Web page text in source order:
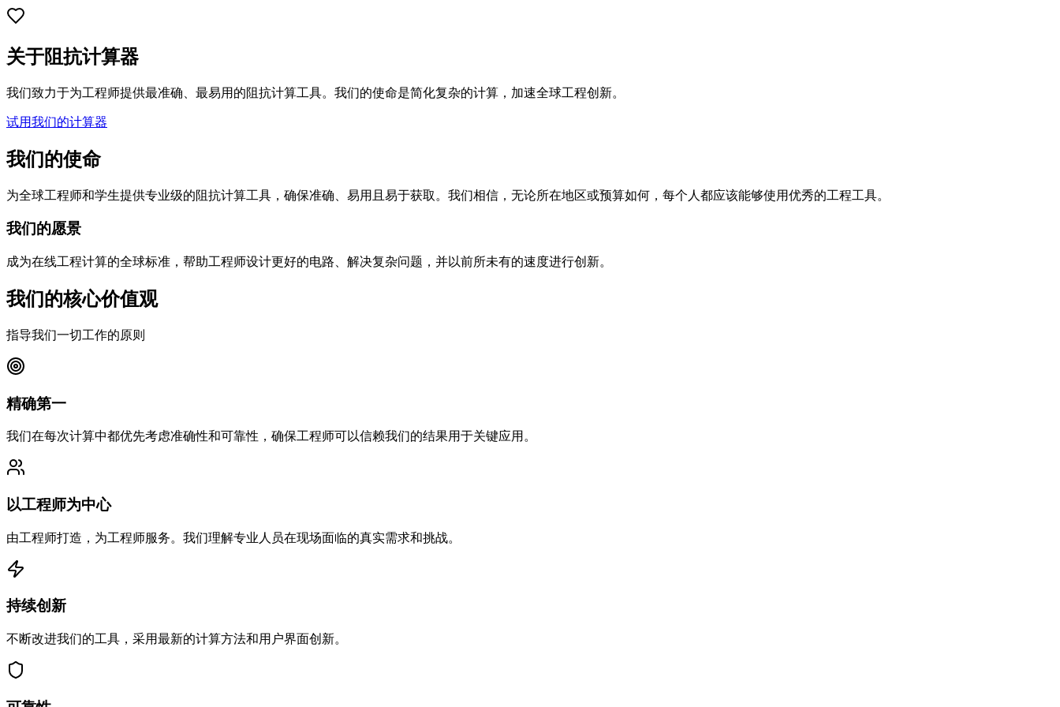
关于阻抗计算器
我们致力于为工程师提供最准确、最易用的阻抗计算工具。我们的使命是简化复杂的计算，加速全球工程创新。
试用我们的计算器
我们的使命
为全球工程师和学生提供专业级的阻抗计算工具，确保准确、易用且易于获取。我们相信，无论所在地区或预算如何，每个人都应该能够使用优秀的工程工具。
我们的愿景
成为在线工程计算的全球标准，帮助工程师设计更好的电路、解决复杂问题，并以前所未有的速度进行创新。
我们的核心价值观
指导我们一切工作的原则
精确第一
我们在每次计算中都优先考虑准确性和可靠性，确保工程师可以信赖我们的结果用于关键应用。
以工程师为中心
由工程师打造，为工程师服务。我们理解专业人员在现场面临的真实需求和挑战。
持续创新
不断改进我们的工具，采用最新的计算方法和用户界面创新。